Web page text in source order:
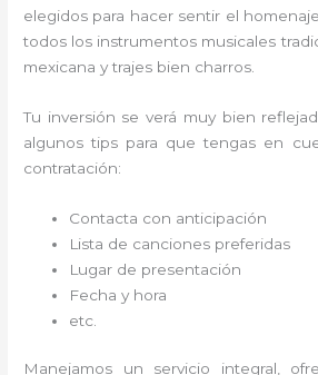
elegidos para hacer sentir el
todos los instrumentos musicales
mexicana y trajes bien charros.
Tu inversión se verá muy bien
algunos tips para que tengas en
contratación:
Contacta con anticipación
Lista de canciones preferidas
Lugar de presentación
Fecha y hora
etc.
Manejamos un servicio integral,